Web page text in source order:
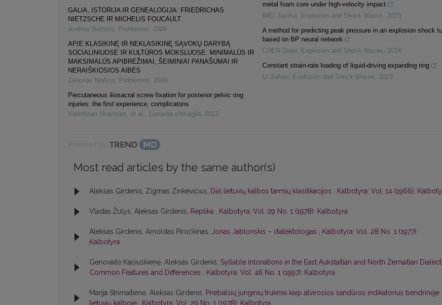
GALIA, ISTORIJA IR GENEALOGIJA: FRIEDRICHAS
NIETZSCHE IR MICHELIS FOUCAULT
Andrius Bielskis, Problemos, 2009
APIE KLASIKINĘ IR NEKLASIKINĘ SĄVOKŲ DARYBĄ
SOCIALINIUOSE IR KULTŪROS MOKSLUOSE: MINIMALŪS IR
MAKSIMALŪS APIBRĖŽIMAI, ŠEIMINIAI PANAŠUMAI IR
NERAIŠKIOSIOS AIBĖS
Zenonas Norkus, Problemos, 2009
Percutaneous iliosacral screw fixation for posterior pelvic ring
injuries: the first experience, complicatons
Valentinas Uvarovas, et al. , Lietuvos chirurgija, 2013
metal foam core under high-velocity impact
WEI Jianhui, Explosion and Shock Waves, 2023
A method for predicting peak pressure in an explosion shock
based on BP neural network
CHEN Ziwei, Explosion and Shock Waves, 2024
Constant strain-rate loading of liquid-driving expanding ring
LI Jiahao, Explosion and Shock Waves, 2023
Most read articles by the same author(s)
Aleksas Girdenis, Zigmas Zinkevičius, Dėl lietuvių kalbos tarmių klasifikacijos , Kalbotyra: Vol. 14 (1966):
Vladas Žulys, Aleksas Girdenis, Replika , Kalbotyra: Vol. 29 No. 1 (1978): Kalbotyra
Aleksas Girdenis, Arnoldas Piročkinas, Jonas Jablonskis – dialektologas , Kalbotyra: Vol. 28 No. 1 (1977):
Kalbotyra
Genovaitė Kačiuškienė, Aleksas Girdenis, Syllable Intonations in the East Aukštaitian and North Žemaitian
Common Features and Differences , Kalbotyra: Vol. 46 No. 1 (1997): Kalbotyra
Marija Strimaitienė, Aleksas Girdenis, Priebalsių junginių trukmė kaip atvirosios sandūros indikatorius bendrinėje
lietuvių kalboje
Kalbotyra: Vol. 29 No. 1 (1978): Kalbotyra